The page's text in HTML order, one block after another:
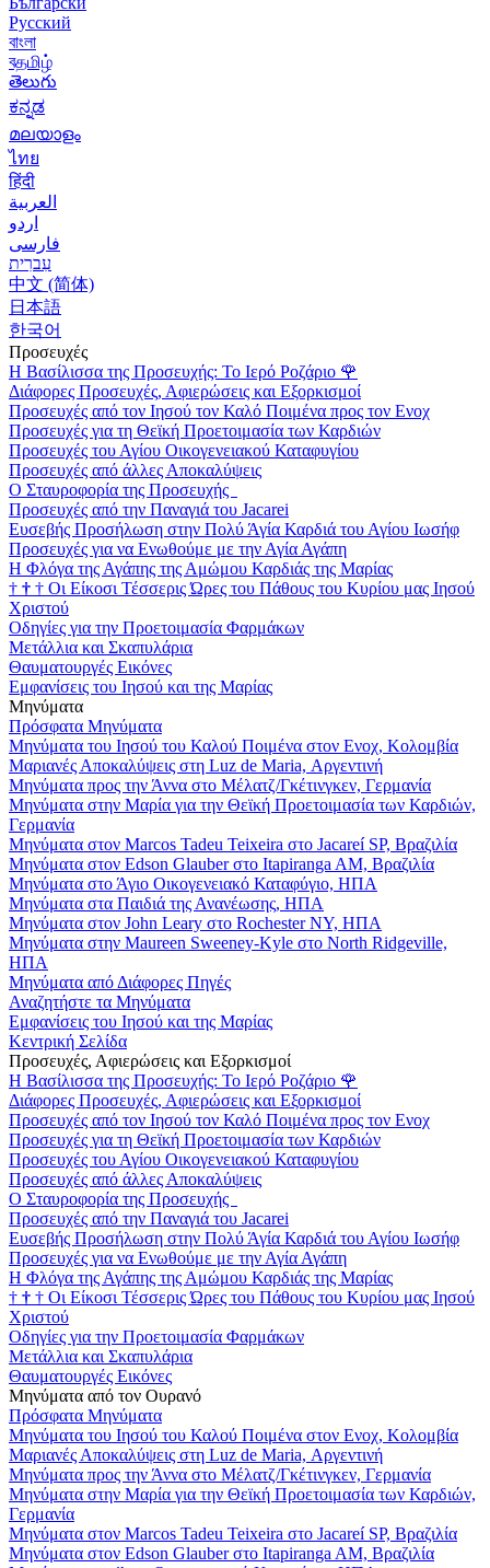
Русский
বাংলা
বதமிழ்
తెలుగు
ಕನ್ನಡ
മലയാളം
ไทย
हिंदी
العربية
اردو
فارسی
עִברִית
中文 (简体)
日本語
한국어
Προσευχές
Η Βασίλισσα της Προσευχής: Το Ιερό Ροζάριο 🌹
Διάφορες Προσευχές, Αφιερώσεις και Εξορκισμοί
Προσευχές από τον Ιησού τον Καλό Ποιμένα προς τον Ενοχ
Προσευχές για τη Θεϊκή Προετοιμασία των Καρδιών
Προσευχές του Αγίου Οικογενειακού Καταφυγίου
Προσευχές από άλλες Αποκαλύψεις
Ο Σταυροφορία της Προσευχής
Προσευχές από την Παναγιά του Jacarei
Ευσεβής Προσήλωση στην Πολύ Άγία Καρδιά του Αγίου Ιωσήφ
Προσευχές για να Ενωθούμε με την Αγία Αγάπη
Η Φλόγα της Αγάπης της Αμώμου Καρδιάς της Μαρίας
† † † Οι Είκοσι Τέσσερις Ώρες του Πάθους του Κυρίου μας Ιησού
Χριστού
Οδηγίες για την Προετοιμασία Φαρμάκων
Μετάλλια και Σκαπυλάρια
Θαυματουργές Εικόνες
Εμφανίσεις του Ιησού και της Μαρίας
Μηνύματα
Πρόσφατα Μηνύματα
Μηνύματα του Ιησού του Καλού Ποιμένα στον Ενοχ, Κολομβία
Μαριανές Αποκαλύψεις στη Luz de Maria, Αργεντινή
Μηνύματα προς την Άννα στο Μέλατζ/Γκέτινγκεν, Γερμανία
Μηνύματα στην Μαρία για την Θεϊκή Προετοιμασία των Καρδιών,
Γερμανία
Μηνύματα στον Marcos Tadeu Teixeira στο Jacareí SP, Βραζιλία
Μηνύματα στον Edson Glauber στο Itapiranga AM, Βραζιλία
Μηνύματα στο Άγιο Οικογενειακό Καταφύγιο, ΗΠΑ
Μηνύματα στα Παιδιά της Ανανέωσης, ΗΠΑ
Μηνύματα στον John Leary στο Rochester NY, ΗΠΑ
Μηνύματα στην Maureen Sweeney-Kyle στο North Ridgeville,
ΗΠΑ
Μηνύματα από Διάφορες Πηγές
Αναζητήστε τα Μηνύματα
Εμφανίσεις του Ιησού και της Μαρίας
Κεντρική Σελίδα
Προσευχές, Αφιερώσεις και Εξορκισμοί
Η Βασίλισσα της Προσευχής: Το Ιερό Ροζάριο 🌹
Διάφορες Προσευχές, Αφιερώσεις και Εξορκισμοί
Προσευχές από τον Ιησού τον Καλό Ποιμένα προς τον Ενοχ
Προσευχές για τη Θεϊκή Προετοιμασία των Καρδιών
Προσευχές του Αγίου Οικογενειακού Καταφυγίου
Προσευχές από άλλες Αποκαλύψεις
Ο Σταυροφορία της Προσευχής
Προσευχές από την Παναγιά του Jacarei
Ευσεβής Προσήλωση στην Πολύ Άγία Καρδιά του Αγίου Ιωσήφ
Προσευχές για να Ενωθούμε με την Αγία Αγάπη
Η Φλόγα της Αγάπης της Αμώμου Καρδιάς της Μαρίας
† † † Οι Είκοσι Τέσσερις Ώρες του Πάθους του Κυρίου μας Ιησού
Χριστού
Οδηγίες για την Προετοιμασία Φαρμάκων
Μετάλλια και Σκαπυλάρια
Θαυματουργές Εικόνες
Μηνύματα από τον Ουρανό
Πρόσφατα Μηνύματα
Μηνύματα του Ιησού του Καλού Ποιμένα στον Ενοχ, Κολομβία
Μαριανές Αποκαλύψεις στη Luz de Maria, Αργεντινή
Μηνύματα προς την Άννα στο Μέλατζ/Γκέτινγκεν, Γερμανία
Μηνύματα στην Μαρία για την Θεϊκή Προετοιμασία των Καρδιών,
Γερμανία
Μηνύματα στον Marcos Tadeu Teixeira στο Jacareí SP, Βραζιλία
Μηνύματα στον Edson Glauber στο Itapiranga AM, Βραζιλία